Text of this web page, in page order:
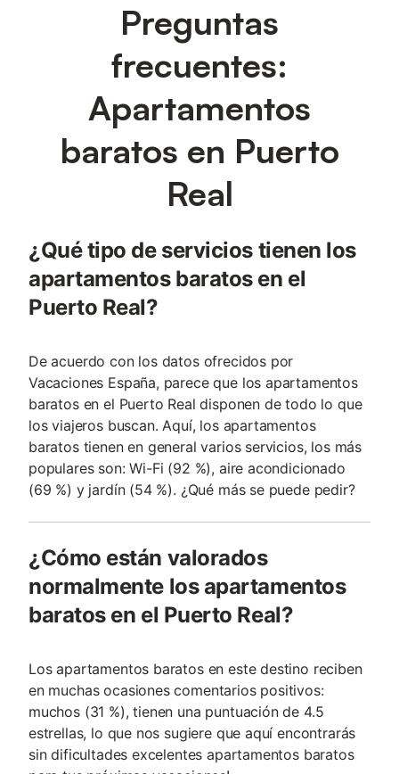
Preguntas
frecuentes:
Apartamentos
baratos en Puerto
Real
¿Qué tipo de servicios tienen los
apartamentos baratos en el
Puerto Real?
De acuerdo con los datos ofrecidos por
Vacaciones España, parece que los apartamentos
baratos en el Puerto Real disponen de todo lo que
los viajeros buscan. Aquí, los apartamentos
baratos tienen en general varios servicios, los más
populares son: Wi-Fi (92 %), aire acondicionado
(69 %) y jardín (54 %). ¿Qué más se puede pedir?
¿Cómo están valorados
normalmente los apartamentos
baratos en el Puerto Real?
Los apartamentos baratos en este destino reciben
en muchas ocasiones comentarios positivos:
muchos (31 %), tienen una puntuación de 4.5
estrellas, lo que nos sugiere que aquí encontrarás
sin dificultades excelentes apartamentos baratos